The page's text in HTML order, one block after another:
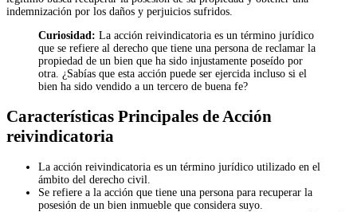
indemnización por los daños y perjuicios sufridos.
Curiosidad: La acción reivindicatoria es un término jurídico
que se refiere al derecho que tiene una persona de reclamar la
propiedad de un bien que ha sido injustamente poseído por
otra. ¿Sabías que esta acción puede ser ejercida incluso si el
bien ha sido vendido a un tercero de buena fe?
Características Principales de Acción
reivindicatoria
La acción reivindicatoria es un término jurídico utilizado en el
ámbito del derecho civil.
Se refiere a la acción que tiene una persona para recuperar la
posesión de un bien inmueble que considera suyo.